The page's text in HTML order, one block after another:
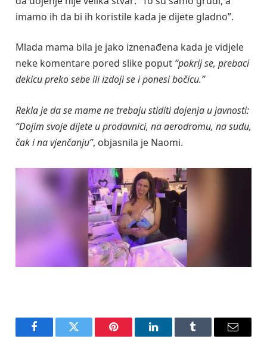
imamo ih da bi ih koristile kada je dijete gladno”.
Mlada mama bila je jako iznenađena kada je vidjele
neke komentare pored slike poput “pokrij se, prebaci
dekicu preko sebe ili izdoji se i ponesi bočicu.”
Rekla je da se mame ne trebaju stiditi dojenja u javnosti:
“Dojim svoje dijete u prodavnici, na aerodromu, na sudu,
čak i na vjenčanju”, objasnila je Naomi.
FacebookTwitter Pinterest LinkedInTumblr Email